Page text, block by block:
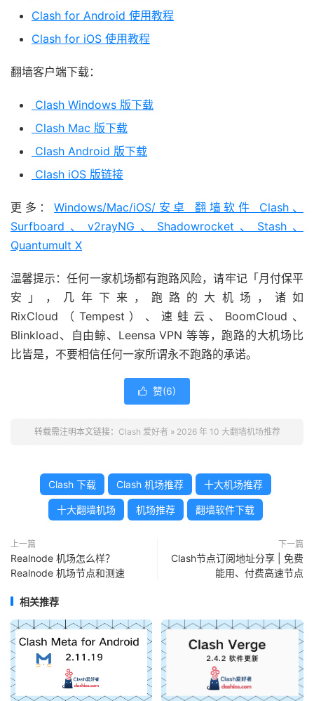
Clash for Android 使用教程
Clash for iOS 使用教程
翻墙客户端下载：
Clash Windows 版下载
Clash Mac 版下载
Clash Android 版下载
Clash iOS 版链接
更多：Windows/Mac/iOS/安卓 翻墙软件 Clash、
Surfboard、v2rayNG、Shadowrocket、Stash、
Quantumult X
温馨提示：任何一家机场都有跑路风险，请牢记「月付保平
安」，几年下来，跑路的大机场，诸如
RixCloud（Tempest）、速蛙云、BoomCloud、
Blinkload、自由鲸、Leensa VPN 等等，跑路的大机场比
比皆是，不要相信任何一家所谓永不跑路的承诺。
 赞(6)
转载需注明本文链接： Clash 爱好者 » 2026 年 10 大翻墙机场推荐
Clash 下载 Clash 机场推荐 十大机场推荐
十大翻墙机场 机场推荐 翻墙软件下载
上一篇
Realnode 机场怎么样？
Realnode 机场节点和测速
下一篇
Clash节点订阅地址分享 | 免费
能用、付费高速节点
相关推荐